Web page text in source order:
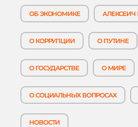
ОБ ЭКОНОМИКЕ
О КОРРУПЦИИ О ПУТИНЕ
О ГОСУДАРСТВЕ О МИРЕ
О СОЦИАЛЬНЫХ ВОПРОСАХ
НОВОСТИ